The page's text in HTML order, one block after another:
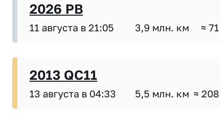
2026 PB
11 августа в 21:05 3,9 млн. км ≈
2013 QC11
13 августа в 04:33 5,5 млн. км ≈